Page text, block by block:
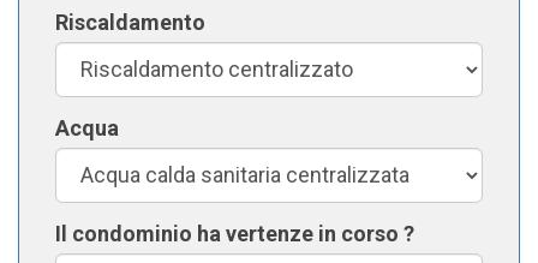
Riscaldamento
Acqua
Il condominio ha vertenze in corso ?